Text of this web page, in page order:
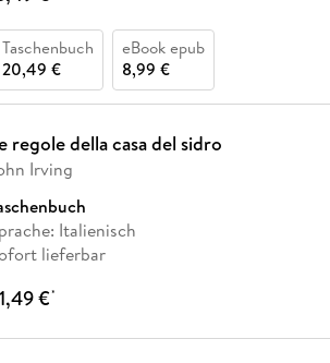
Taschenbuch
20,49 €
eBook epub
8,99 €
regole della casa del sidro
Irving
Italienisch
lieferbar
€*